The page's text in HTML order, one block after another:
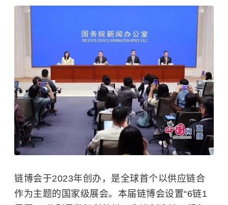
链博会于2023年创办，是全球首个以供应链合
作为主题的国家级展会。本届链博会设置“6链1